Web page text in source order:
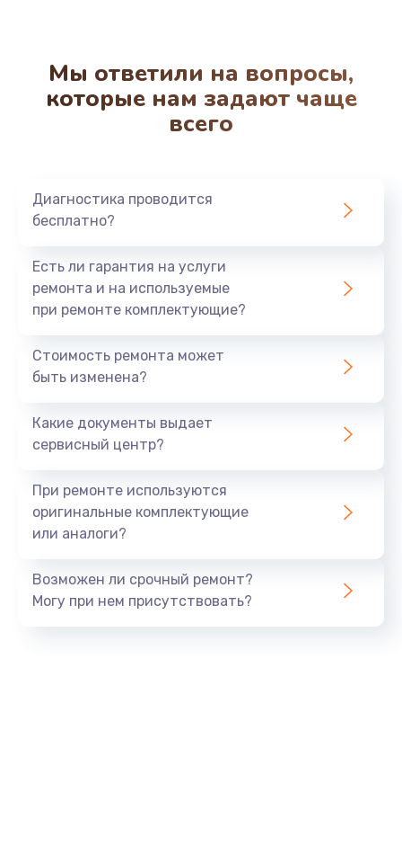
Мы ответили на вопросы,
которые нам задают чаще
всего
Диагностика проводится
бесплатно?
Есть ли гарантия на услуги
ремонта и на используемые
при ремонте комплектующие?
Стоимость ремонта может
быть изменена?
Какие документы выдает
сервисный центр?
При ремонте используются
оригинальные комплектующие
или аналоги?
Возможен ли срочный ремонт?
Могу при нем присутствовать?